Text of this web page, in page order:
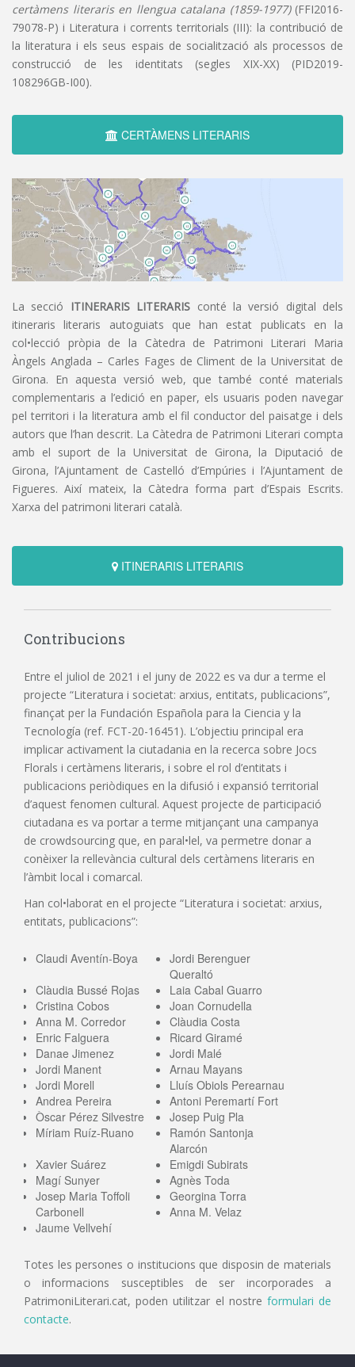
certàmens literaris en llengua catalana (1859-1977)(FFI2016-
79078-P) i Literatura i corrents territorials (III): la contribució de
la literatura i els seus espais de socialització als processos de
construcció de les identitats (segles XIX-XX) (PID2019-
108296GB-I00).
CERTÀMENS LITERARIS
La secció ITINERARIS LITERARIS conté la versió digital dels
itineraris literaris autoguiats que han estat publicats en la
col•lecció pròpia de la Càtedra de Patrimoni Literari Maria
Àngels Anglada – Carles Fages de Climent de la Universitat de
Girona. En aquesta versió web, que també conté materials
complementaris a l’edició en paper, els usuaris poden navegar
pel territori i la literatura amb el fil conductor del paisatge i dels
autors que l’han descrit. La Càtedra de Patrimoni Literari compta
amb el suport de la Universitat de Girona, la Diputació de
Girona, l’Ajuntament de Castelló d’Empúries i l’Ajuntament de
Figueres. Així mateix, la Càtedra forma part d’Espais Escrits.
Xarxa del patrimoni literari català.
ITINERARIS LITERARIS
Contribucions
Entre el juliol de 2021 i el juny de 2022 es va dur a terme el
projecte “Literatura i societat: arxius, entitats, publicacions”,
finançat per la Fundación Española para la Ciencia y la
Tecnología (ref. FCT-20-16451). L’objectiu principal era
implicar activament la ciutadania en la recerca sobre Jocs
Florals i certàmens literaris, i sobre el rol d’entitats i
publicacions periòdiques en la difusió i expansió territorial
d’aquest fenomen cultural. Aquest projecte de participació
ciutadana es va portar a terme mitjançant una campanya
de crowdsourcing que, en paral•lel, va permetre donar a
conèixer la rellevància cultural dels certàmens literaris en
l’àmbit local i comarcal.
Han col•laborat en el projecte “Literatura i societat: arxius,
entitats, publicacions”:
Claudi Aventín-Boya
Jordi Berenguer
Queraltó
Clàudia Bussé Rojas
Laia Cabal Guarro
Cristina Cobos
Joan Cornudella
Anna M. Corredor
Clàudia Costa
Enric Falguera
Ricard Giramé
Danae Jimenez
Jordi Malé
Jordi Manent
Arnau Mayans
Jordi Morell
Lluís Obiols Perearnau
Andrea Pereira
Antoni Peremartí Fort
Òscar Pérez Silvestre
Josep Puig Pla
Míriam Ruíz-Ruano
Ramón Santonja
Alarcón
Xavier Suárez
Emigdi Subirats
Magí Sunyer
Agnès Toda
Josep Maria Toffoli
Carbonell
Georgina Torra
Anna M. Velaz
Jaume Vellvehí
Totes les persones o institucions que disposin de materials
o informacions susceptibles de ser incorporades a
PatrimoniLiterari.cat, poden utilitzar el nostre formulari de
contacte.